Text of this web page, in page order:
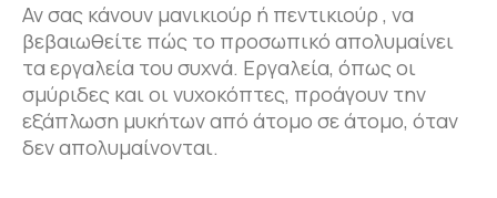
Αν σας κάνουν μανικιούρ ή πεντικιούρ , να
βεβαιωθείτε πώς το προσωπικό απολυμαίνει
τα εργαλεία του συχνά. Εργαλεία, όπως οι
σμύριδες και οι νυχοκόπτες, προάγουν την
εξάπλωση μυκήτων από άτομο σε άτομο, όταν
δεν απολυμαίνονται.